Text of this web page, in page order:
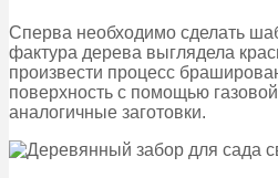
Сперва необходимо сделать
фактура дерева выглядела
произвести процесс
поверхность с помощью
аналогичные заготовки.